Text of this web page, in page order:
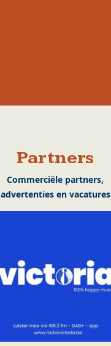
Partners
Commerciële partners,
advertenties en vacatures